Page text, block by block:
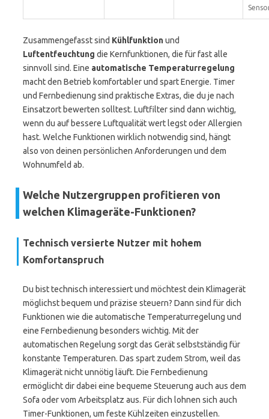
Zusammengefasst sind Kühlfunktionund
Luftentfeuchtung die Kernfunktionen, die für fast alle
sinnvoll sind. Eine automatische Temperaturregelung
macht den Betrieb komfortabler und spart Energie. Timer
und Fernbedienung sind praktische Extras, die du je nach
Einsatzort bewerten solltest. Luftfilter sind dann wichtig,
wenn du auf bessere Luftqualität wert legst oder Allergien
hast. Welche Funktionen wirklich notwendig sind, hängt
also von deinen persönlichen Anforderungen und dem
Wohnumfeld ab.
Welche Nutzergruppen profitieren von
welchen Klimageräte-Funktionen?
Technisch versierte Nutzer mit hohem
Komfortanspruch
Du bist technisch interessiert und möchtest dein Klimagerät
möglichst bequem und präzise steuern? Dann sind für dich
Funktionen wie die automatische Temperaturregelung und
eine Fernbedienung besonders wichtig. Mit der
automatischen Regelung sorgt das Gerät selbstständig für
konstante Temperaturen. Das spart zudem Strom, weil das
Klimagerät nicht unnötig läuft. Die Fernbedienung
ermöglicht dir dabei eine bequeme Steuerung auch aus dem
Sofa oder vom Arbeitsplatz aus. Für dich lohnen sich auch
Timer-Funktionen, um feste Kühlzeiten einzustellen.